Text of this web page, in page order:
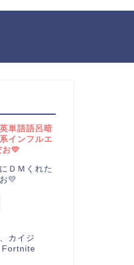
単語語呂暗
インフルエ
💛
ＤＭくれた
💛
カイジ
Fortnite